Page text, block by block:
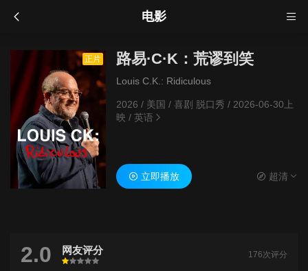
电影
正片 路易·C·K：荒谬到笑
Louis C.K.: Ridiculous
2026 / 美国 / 喜剧 脱口秀/ 2026-06-30上
映 / 英语
立即播放 超清
2.0 网友评分
很差
较差还行推荐力荐
176次评分